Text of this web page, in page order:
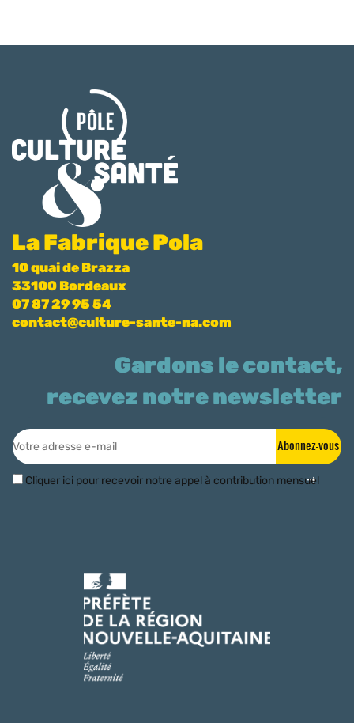
La Fabrique Pola
10 quai de Brazza
33100 Bordeaux
07 87 29 95 54
contact@culture-sante-na.com
Gardons le contact,
recevez notre newsletter
Abonnez-vous
Cliquer ici pour recevoir notre appel à contribution mensuel